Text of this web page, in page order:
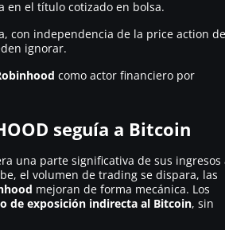
en el título cotizado en bolsa.
con independencia de la price action
ignorar.
como actor financiero por
seguía a Bitcoin
una parte significativa de sus ingresos
el volumen de trading se dispara, las
mejoran de forma mecánica. Los
de exposición indirecta al Bitcoin, sin